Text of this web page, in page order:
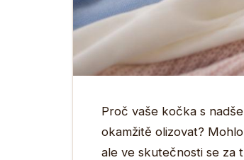
Proč vaše kočka s
okamžitě olizovat?
ale ve skutečnosti se za